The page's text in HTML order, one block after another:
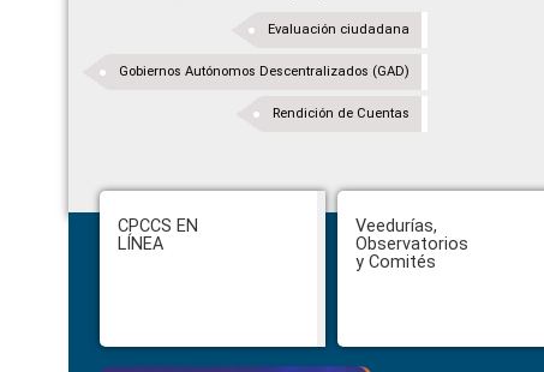
Evaluación ciudadana
Gobiernos Autónomos Descentralizados (GAD)
Rendición de Cuentas
Footer
CPCCS EN
LÍNEA
Veedurías,
Observatorios
y Comités